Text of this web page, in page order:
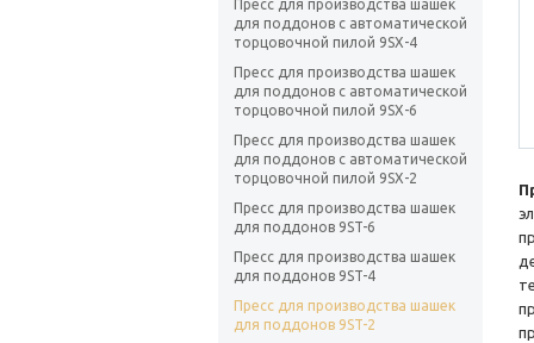
Пресс для производства шашек
для поддонов с автоматической
торцовочной пилой 9SX-4
Пресс для производства шашек
для поддонов с автоматической
торцовочной пилой 9SX-6
Пресс для производства шашек
для поддонов c автоматической
торцовочной пилой 9SX-2
Пресс для производства шашек
для поддонов 9ST-6
Пресс для производства шашек
для поддонов 9ST-4
Пресс для производства шашек
для поддонов 9ST-2